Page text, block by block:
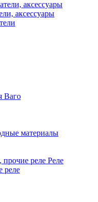
аксессуары
Ваго
материалы
Реле
реле